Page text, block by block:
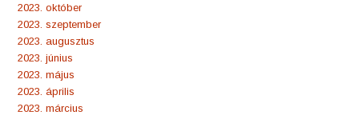
2023. október
2023. szeptember
2023. augusztus
2023. június
2023. május
2023. április
2023. március